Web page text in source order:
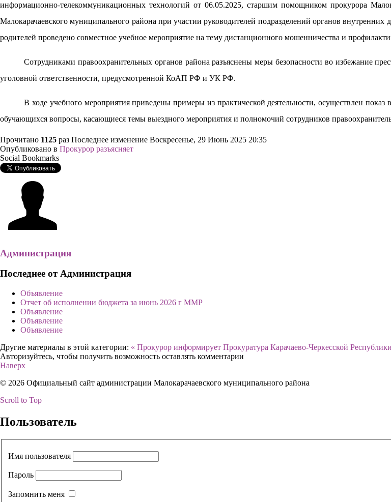
информационно-телекоммуникационных технологий от 06.05.2025, старшим помощником прокурора
Малокарачаевского муниципального района при участии руководителей подразделений органов
родителей проведено совместное учебное мероприятие на тему дистанционного мошенничества и
Сотрудниками правоохранительных органов района разъяснены меры безопасности во избежание
уголовной ответственности, предусмотренной КоАП РФ и УК РФ.
В ходе учебного мероприятия приведены примеры из практической деятельности, осуществлен
обучающихся вопросы, касающиеся темы выездного мероприятия и полномочий сотрудников
Прочитано 1125 раз Последнее изменение Воскресенье, 29 Июнь 2025 20:35
Опубликовано в Прокурор разъясняет
Social Bookmarks
Администрация
Последнее от Администрация
Объявление
Отчет об исполнении бюджета за июнь 2026 г ММР
Объявление
Объявление
Объявление
Другие материалы в этой категории: « Прокурор информирует Прокуратура Карачаево-Черкесской
Авторизуйтесь, чтобы получить возможность оставлять комментарии
Наверх
© 2026 Официальный сайт администрации Малокарачаевского муниципального района
Scroll to Top
Пользователь
Имя пользователя
Пароль
Запомнить меня